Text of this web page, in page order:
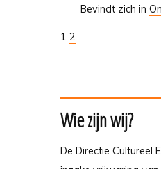
Bevindt zich in
1 2
Wie zijn wij?
De Directie Cultureel